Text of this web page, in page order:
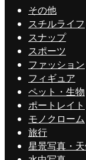
その他
スチルライフ
スナップ
スポーツ
ファッション
フィギュア
ペット・生物
ポートレイト
モノクローム
旅行
星景写真・